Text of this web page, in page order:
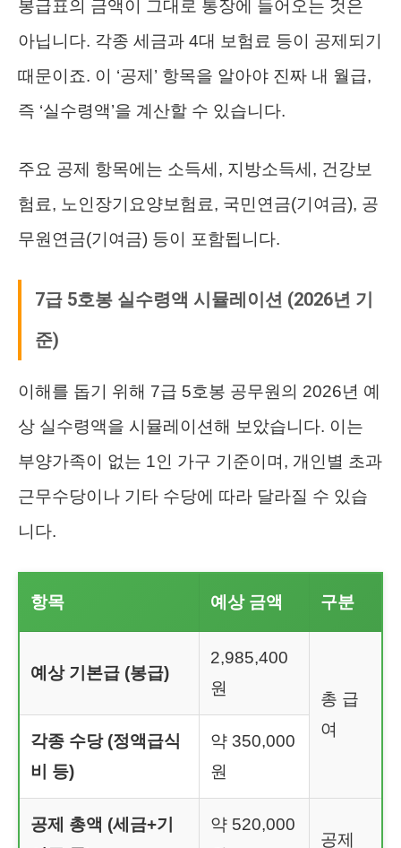
봉급표의 금액이 그대로 통장에 들어오는 것은
아닙니다. 각종 세금과 4대 보험료 등이 공제되기
때문이죠. 이 ‘공제’ 항목을 알아야 진짜 내 월급,
즉 ‘실수령액’을 계산할 수 있습니다.
주요 공제 항목에는 소득세, 지방소득세, 건강보
험료, 노인장기요양보험료, 국민연금(기여금), 공
무원연금(기여금) 등이 포함됩니다.
7급 5호봉 실수령액 시뮬레이션 (2026년 기
준)
이해를 돕기 위해 7급 5호봉 공무원의 2026년 예
상 실수령액을 시뮬레이션해 보았습니다. 이는
부양가족이 없는 1인 가구 기준이며, 개인별 초과
근무수당이나 기타 수당에 따라 달라질 수 있습
니다.
항목 예상 금액 구분
예상 기본급 (봉급)
2,985,400
원
총 급
여
각종 수당 (정액급식
비 등)
약 350,000
원
공제 총액 (세금+기
약 520,000
공제